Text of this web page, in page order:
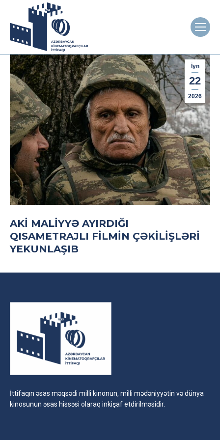
İyn
22
2026
AKİ MALIYYƏ AYIRDIĞI
QISAMETRAJLI FILMIN ÇƏKILIŞLƏRI
YEKUNLAŞIB
İttifaqın əsas məqsədi milli kinonun, milli mədəniyyətin və dünya
kinosunun əsas hissəsi olaraq inkişaf etdirilməsidir.